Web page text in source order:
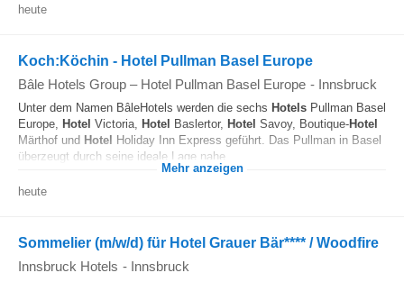
heute
Koch:Köchin - Hotel Pullman Basel Europe
Bâle Hotels Group – Hotel Pullman Basel Europe - Innsbruck
Unter dem Namen BâleHotels werden die sechs Hotels Pullman Basel
Europe, Hotel Victoria, Hotel Baslertor, Hotel Savoy, Boutique-Hotel
Märthof und Hotel Holiday Inn Express geführt. Das Pullman in Basel
überzeugt durch seine ideale Lage nahe...
Mehr anzeigen
heute
Sommelier (m/w/d) für Hotel Grauer Bär**** / Woodfire
Innsbruck Hotels - Innsbruck